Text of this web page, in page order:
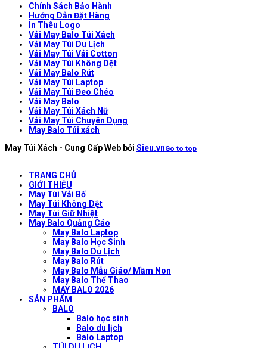
Chính Sách Bảo Hành
Hướng Dẫn Đặt Hàng
In Thêu Logo
Vải May Balo Túi Xách
Vải May Túi Du Lịch
Vải May Túi Vải Cotton
Vải May Túi Không Dệt
Vải May Balo Rút
Vải May Túi Laptop
Vải May Túi Đeo Chéo
Vải May Balo
Vải May Túi Xách Nữ
Vải May Túi Chuyên Dụng
May Balo Túi xách
May Túi Xách - Cung Cấp Web bởi Sieu.vnGo to top
TRANG CHỦ
GIỚI THIỆU
May Túi Vải Bố
May Túi Không Dệt
May Túi Giữ Nhiệt
May Balo Quảng Cáo
May Balo Laptop
May Balo Học Sinh
May Balo Du Lịch
May Balo Rút
May Balo Mẫu Giáo/ Mầm Non
May Balo Thể Thao
MAY BALO 2026
SẢN PHẨM
BALO
Balo học sinh
Balo du lịch
Balo Laptop